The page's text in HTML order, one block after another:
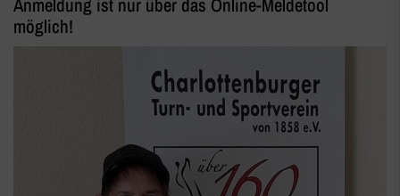
Anmeldung ist nur über das Online-Meldetool
möglich!